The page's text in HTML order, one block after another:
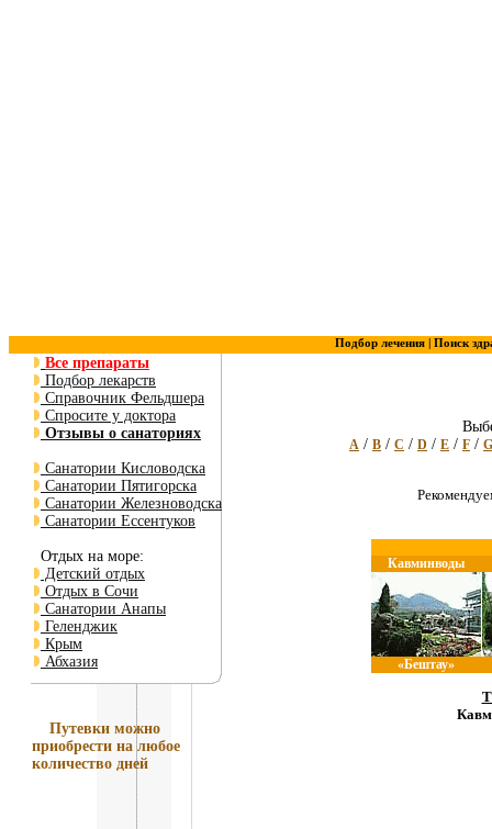
Подбор лечения | Поиск
Все препараты
Подбор лекарств
Справочник Фельдшера
Спросите у доктора
Отзывы о санаториях
Санатории Кисловодска
Санатории Пятигорска
Санатории Железноводска
Санатории Ессентуков
Отдых на море:
Детский отдых
Отдых в Сочи
Санатории Анапы
Геленджик
Крым
Абхазия
Путевки можно
приобрести на любое
количество дней
A / B / C / D / E / F / G
Кавминводы
«Бештау»